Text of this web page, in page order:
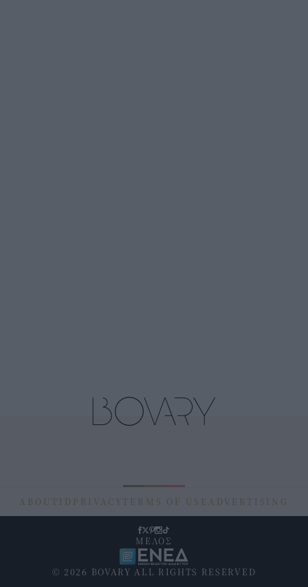
ABOUT ID PRIVACY TERMS OF USE ADVERTISING
© 2026 BOVARY ALL RIGHTS RESERVED
ΜΕΛΟΣ